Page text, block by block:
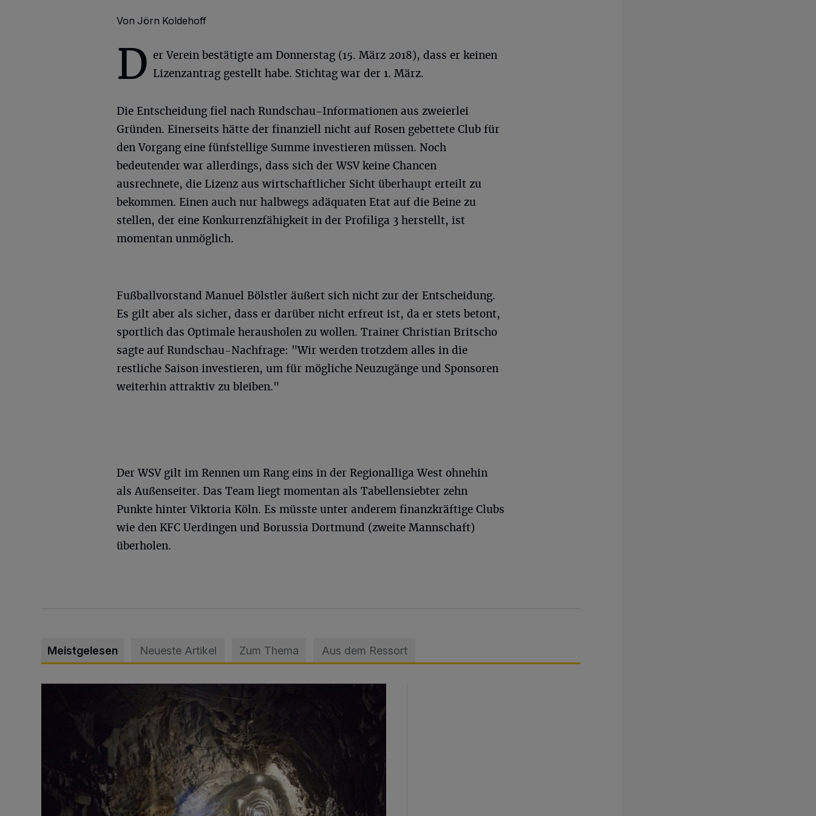
Von Jörn Koldehoff
D er Verein bestätigte am Donnerstag (15. März 2018), dass er keinen
Lizenzantrag gestellt habe. Stichtag war der 1. März.
Die Entscheidung fiel nach Rundschau-Informationen aus zweierlei
Gründen. Einerseits hätte der finanziell nicht auf Rosen gebettete Club für
den Vorgang eine fünfstellige Summe investieren müssen. Noch
bedeutender war allerdings, dass sich der WSV keine Chancen
ausrechnete, die Lizenz aus wirtschaftlicher Sicht überhaupt erteilt zu
bekommen. Einen auch nur halbwegs adäquaten Etat auf die Beine zu
stellen, der eine Konkurrenzfähigkeit in der Profiliga 3 herstellt, ist
momentan unmöglich.
Fußballvorstand Manuel Bölstler äußert sich nicht zur der Entscheidung.
Es gilt aber als sicher, dass er darüber nicht erfreut ist, da er stets betont,
sportlich das Optimale herausholen zu wollen. Trainer Christian Britscho
sagte auf Rundschau-Nachfrage: "Wir werden trotzdem alles in die
restliche Saison investieren, um für mögliche Neuzugänge und Sponsoren
weiterhin attraktiv zu bleiben."
Der WSV gilt im Rennen um Rang eins in der Regionalliga West ohnehin
als Außenseiter. Das Team liegt momentan als Tabellensiebter zehn
Punkte hinter Viktoria Köln. Es müsste unter anderem finanzkräftige Clubs
wie den KFC Uerdingen und Borussia Dortmund (zweite Mannschaft)
überholen.
Meistgelesen Neueste Artikel Zum Thema Aus dem Ressort